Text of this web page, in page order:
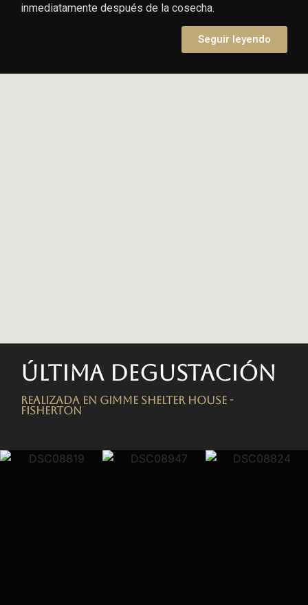
inmediatamente después de la cosecha.
Seguir leyendo
Última degustación
Realizada en Gimme Shelter House -
FISHERTON